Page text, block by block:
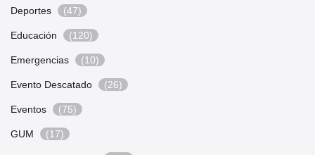
Deportes (47)
Educación (120)
Emergencias (10)
Evento Descatado (26)
Eventos (75)
GUM (17)